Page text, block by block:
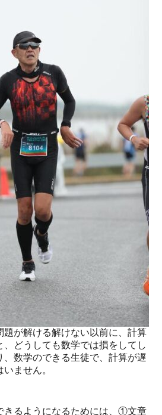
題が解ける解けない以前に、計算
、どうしても数学では損をしてし
、数学のできる生徒で、計算が遅
ません。
きるようになるためには、①文章